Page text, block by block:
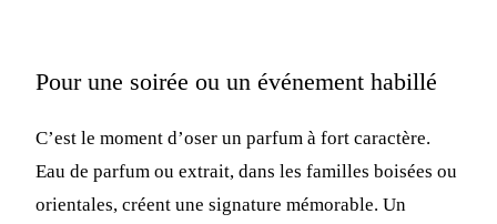
Pour une soirée ou un événement habillé
C’est le moment d’oser un parfum à fort caractère.
Eau de parfum ou extrait, dans les familles boisées ou
orientales, créent une signature mémorable. Un